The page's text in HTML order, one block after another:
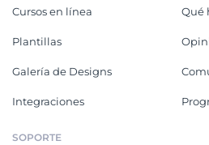
Cursos en línea
Plantillas
Galería de Designs
Integraciones
Qué
SOPORTE